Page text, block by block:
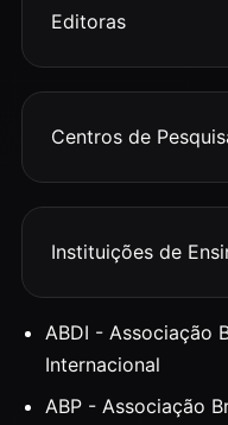
Editoras
Centros de
Instituições de
ABDI - Associação
Internacional
ABP - Associação